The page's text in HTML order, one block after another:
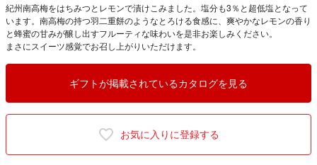
紀州南高梅をはちみつとレモンで漬けこみました。塩分も3％と超低塩となって
います。南高梅の持つ羽二重餅のようなとろける食感に、爽やかなレモンの香り
と蜂蜜の甘みが醸し出すフルーティな味わいを是非お楽しみください。
まさにスイーツ感覚でお召し上がりいただけます。
ギフトが掲載されているカタログを見る
お気に入りに登録する